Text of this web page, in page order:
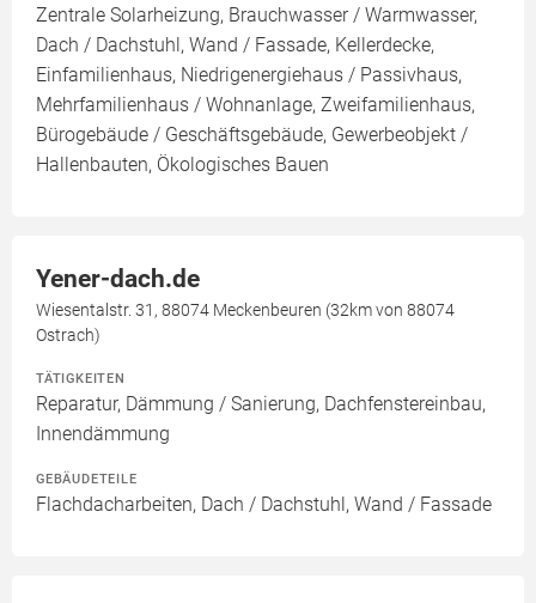
Zentrale Solarheizung, Brauchwasser / Warmwasser,
Dach / Dachstuhl, Wand / Fassade, Kellerdecke,
Einfamilienhaus, Niedrigenergiehaus / Passivhaus,
Mehrfamilienhaus / Wohnanlage, Zweifamilienhaus,
Bürogebäude / Geschäftsgebäude, Gewerbeobjekt /
Hallenbauten, Ökologisches Bauen
Yener-dach.de
Wiesentalstr. 31, 88074 Meckenbeuren (32km von 88074
Ostrach)
TÄTIGKEITEN
Reparatur, Dämmung / Sanierung, Dachfenstereinbau,
Innendämmung
GEBÄUDETEILE
Flachdacharbeiten, Dach / Dachstuhl, Wand / Fassade